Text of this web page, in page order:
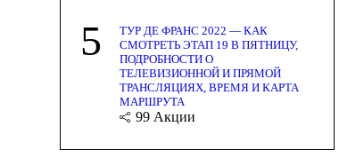
5
ТУР ДЕ ФРАНС 2022 — КАК
СМОТРЕТЬ ЭТАП 19 В ПЯТНИЦУ,
ПОДРОБНОСТИ О
ТЕЛЕВИЗИОННОЙ И ПРЯМОЙ
ТРАНСЛЯЦИЯХ, ВРЕМЯ И КАРТА
МАРШРУТА
99 Акции